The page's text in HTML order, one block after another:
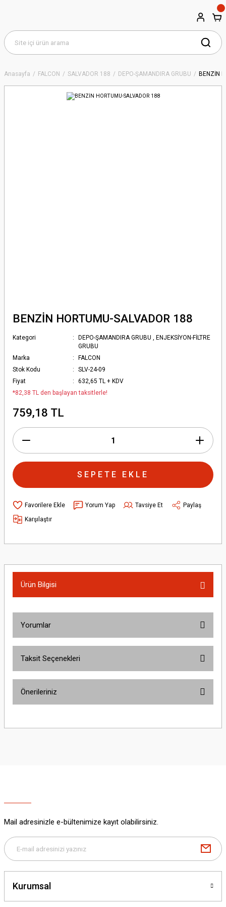
Anasayfa FALCON SALVADOR 188 DEPO-ŞAMANDIRA GRUBU BENZİN
BENZİN HORTUMU-SALVADOR 188
Kategori DEPO-ŞAMANDIRA GRUBU , ENJEKSİYON-FİLTRE
GRUBU
Marka
FALCON
Stok Kodu
SLV-24-09
Fiyat
632,65 TL + KDV
*82,38 TL den başlayan taksitlerle!
759,18 TL
SEPETE EKLE
Yorum Yap Tavsiye Et
Paylaş
Karşılaştır
Ürün Bilgisi
Yorumlar
Taksit Seçenekleri
Önerileriniz
yetersiz gördüğünüz noktaları öneri formunu kullanarak tarafımıza
Bu ürüne benzer farklı alternatifler olmalı.
Mail adresinizle e-bültenimize kayıt olabilirsiniz.
Kurumsal